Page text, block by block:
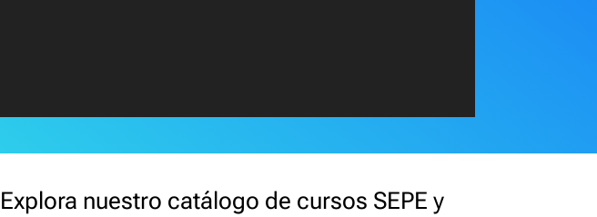
Explora nuestro catálogo de cursos SEPE y